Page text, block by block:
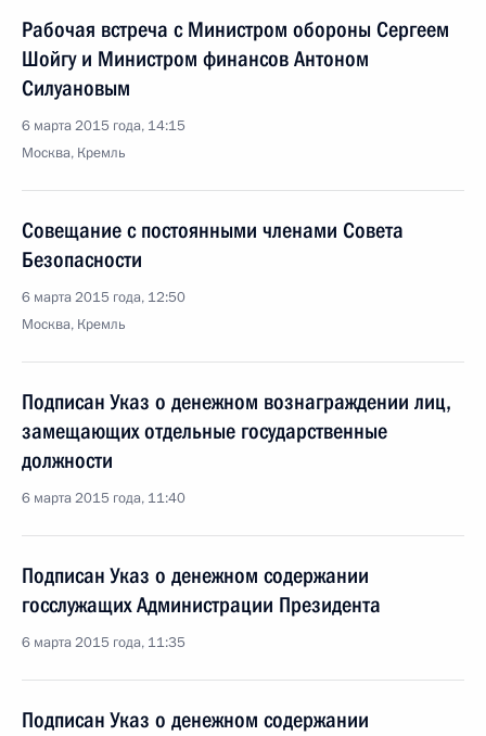
Рабочая встреча с Министром обороны Сергеем
Шойгу и Министром финансов Антоном
Силуановым
6 марта 2015 года, 14:15
Москва, Кремль
Совещание с постоянными членами Совета
Безопасности
6 марта 2015 года, 12:50
Москва, Кремль
Подписан Указ о денежном вознаграждении лиц,
замещающих отдельные государственные
должности
6 марта 2015 года, 11:40
Подписан Указ о денежном содержании
госслужащих Администрации Президента
6 марта 2015 года, 11:35
Подписан Указ о денежном содержании